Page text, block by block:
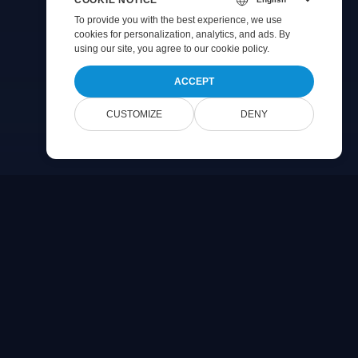
To provide you with the best experience, we use
cookies for personalization, analytics, and ads. By
using our site, you agree to our cookie policy.
ACCEPT
CUSTOMIZE DENY